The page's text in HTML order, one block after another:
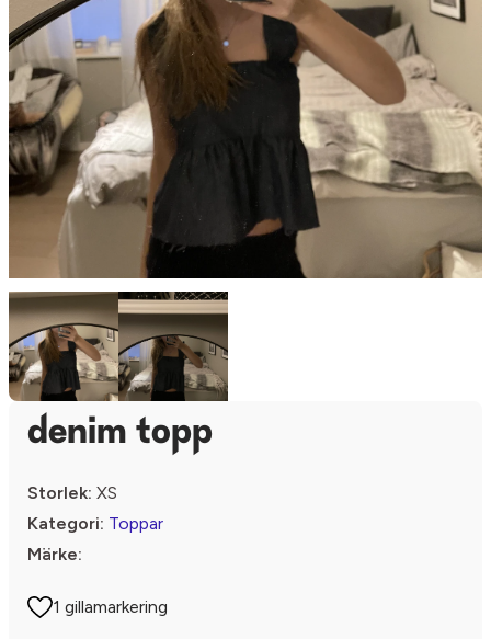
denim topp
Storlek: XS
Kategori: Toppar
Märke:
1 gillamarkering